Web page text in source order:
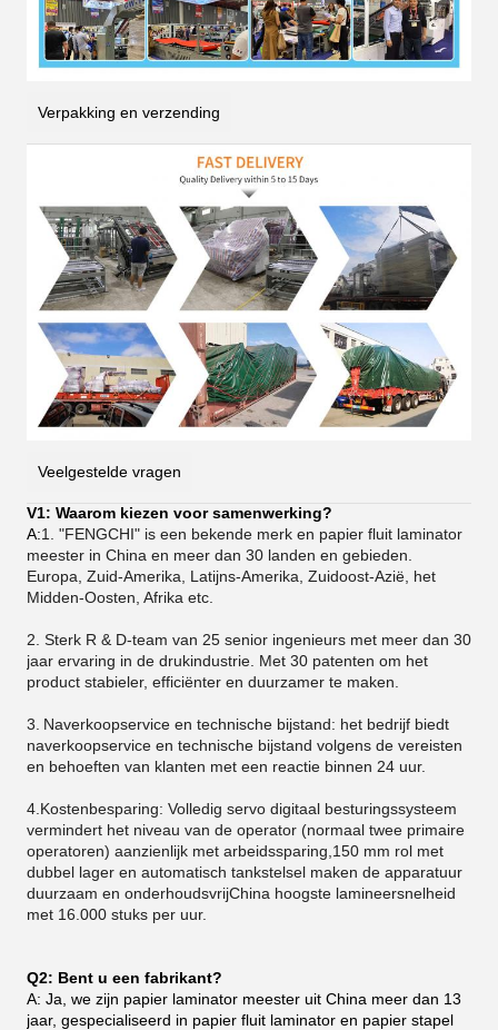
Verpakking en verzending
Veelgestelde vragen
V1: Waarom kiezen voor samenwerking?
A:1. "FENGCHI" is een bekende merk en papier fluit laminator
meester in China en meer dan 30 landen en gebieden.
Europa, Zuid-Amerika, Latijns-Amerika, Zuidoost-Azië, het
Midden-Oosten, Afrika etc.
2. Sterk R & D-team van 25 senior ingenieurs met meer dan 30
jaar ervaring in de drukindustrie. Met 30 patenten om het
product stabieler, efficiënter en duurzamer te maken.
3. Naverkoopservice en technische bijstand: het bedrijf biedt
naverkoopservice en technische bijstand volgens de vereisten
en behoeften van klanten met een reactie binnen 24 uur.
4.Kostenbesparing: Volledig servo digitaal besturingssysteem
vermindert het niveau van de operator (normaal twee primaire
operatoren) aanzienlijk met arbeidssparing,150 mm rol met
dubbel lager en automatisch tankstelsel maken de apparatuur
duurzaam en onderhoudsvrijChina hoogste lamineersnelheid
met 16.000 stuks per uur.
Q2: Bent u een fabrikant?
A: Ja, we zijn papier laminator meester uit China meer dan 13
jaar, gespecialiseerd in papier fluit laminator en papier stapel